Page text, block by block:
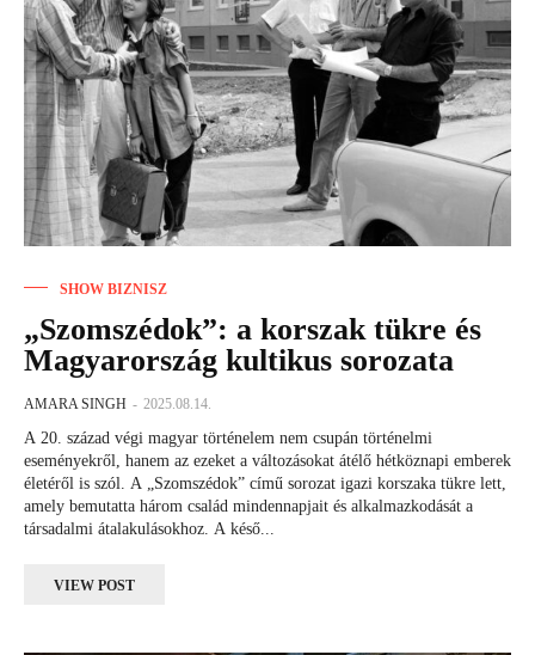
SHOW BIZNISZ
„Szomszédok”: a korszak tükre és
Magyarország kultikus sorozata
AMARA SINGH - 2025.08.14.
A 20. század végi magyar történelem nem csupán történelmi
eseményekről, hanem az ezeket a változásokat átélő hétköznapi emberek
életéről is szól. A „Szomszédok” című sorozat igazi korszaka tükre lett,
amely bemutatta három család mindennapjait és alkalmazkodását a
társadalmi átalakulásokhoz. A késő...
VIEW POST